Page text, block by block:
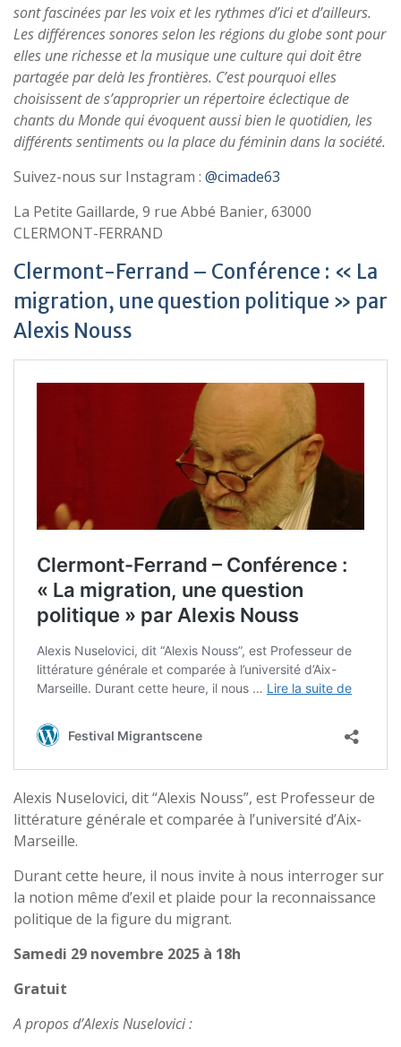
sont fascinées par les voix et les rythmes d’ici et d’ailleurs.
Les différences sonores selon les régions du globe sont pour
elles une richesse et la musique une culture qui doit être
partagée par delà les frontières. C’est pourquoi elles
choisissent de s’approprier un répertoire éclectique de
chants du Monde qui évoquent aussi bien le quotidien, les
différents sentiments ou la place du féminin dans la société.
Suivez-nous sur Instagram : @cimade63
La Petite Gaillarde, 9 rue Abbé Banier, 63000
CLERMONT-FERRAND
Clermont-Ferrand – Conférence : « La
migration, une question politique » par
Alexis Nouss
Alexis Nuselovici, dit “Alexis Nouss”, est Professeur de
littérature générale et comparée à l’université d’Aix-
Marseille.
Durant cette heure, il nous invite à nous interroger sur
la notion même d’exil et plaide pour la reconnaissance
politique de la figure du migrant.
Samedi 29 novembre 2025 à 18h
Gratuit
A propos d’Alexis Nuselovici :